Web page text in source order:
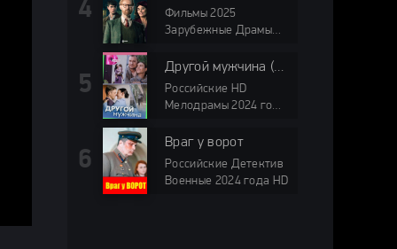
Фильмы 2025
Зарубежные Драмы
Зарубежные сериалыДругой мужчина (2024)
Российские HD
Мелодрамы 2024 года
сериалы
Враг у ворот
Российские Детектив
Военные 2024 года HD